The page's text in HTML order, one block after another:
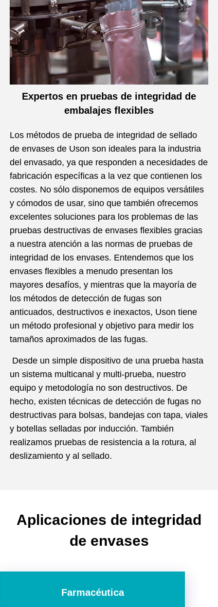
Expertos en pruebas de integridad de
embalajes flexibles
Los métodos de prueba de integridad de sellado
de envases de Uson son ideales para la industria
del envasado, ya que responden a necesidades de
fabricación específicas a la vez que contienen los
costes. No sólo disponemos de equipos versátiles
y cómodos de usar, sino que también ofrecemos
excelentes soluciones para los problemas de las
pruebas destructivas de envases flexibles gracias
a nuestra atención a las normas de pruebas de
integridad de los envases. Entendemos que los
envases flexibles a menudo presentan los
mayores desafíos, y mientras que la mayoría de
los métodos de detección de fugas son
anticuados, destructivos e inexactos, Uson tiene
un método profesional y objetivo para medir los
tamaños aproximados de las fugas.
Desde un simple dispositivo de una prueba hasta
un sistema multicanal y multi-prueba, nuestro
equipo y metodología no son destructivos. De
hecho, existen técnicas de detección de fugas no
destructivas para bolsas, bandejas con tapa, viales
y botellas selladas por inducción. También
realizamos pruebas de resistencia a la rotura, al
deslizamiento y al sellado.
Aplicaciones de integridad
de envases
Farmacéutica